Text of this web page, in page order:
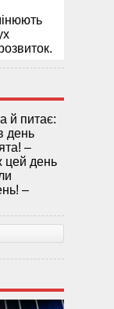
й питає:
день
–
цей день
–